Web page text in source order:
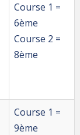
Course 1 =
6ème
Course 2 =
8ème
Course 1 =
9ème